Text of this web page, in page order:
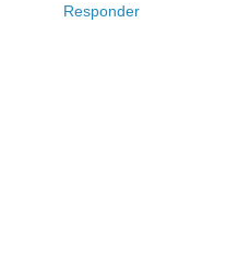
Responder